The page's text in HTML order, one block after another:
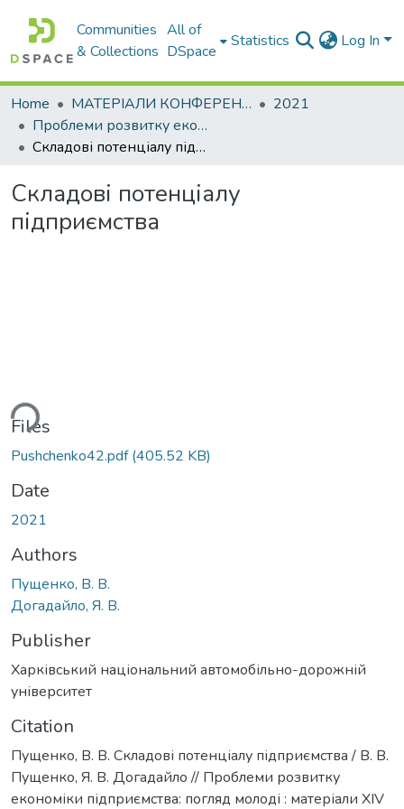
Communities
& Collections
All of
DSpace
Statistics Log In
Home МАТЕРІАЛИ КОНФЕРЕНЦІЙ
2021
Проблеми розвитку економіки підприємства: погляд молоді
Складові потенціалу підприємства
Складові потенціалу
підприємства
Files
Pushchenko42.pdf(405.52 KB)
Date
2021
Authors
Пущенко, В. В.
Догадайло, Я. В.
Publisher
Харківський національний автомобільно-дорожній
університет
Citation
Пущенко, В. В. Складові потенціалу підприємства / В. В.
Пущенко, Я. В. Догадайло // Проблеми розвитку
економіки підприємства: погляд молоді : матеріали XIV